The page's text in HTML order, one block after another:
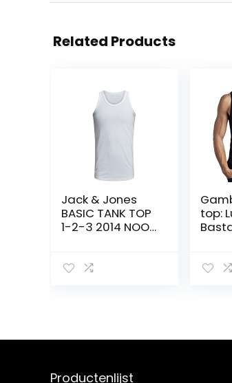
Related Products
Jack & Jones
BASIC TANK TOP
1-2-3 2014 NOOS
top:
Productenlijst